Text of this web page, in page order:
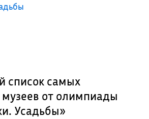
список самых
от олимпиады
Усадьбы»